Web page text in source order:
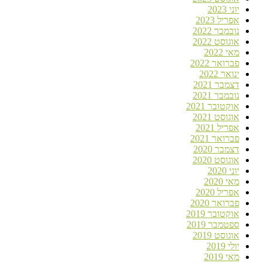
יוני 2023
אפריל 2023
נובמבר 2022
אוגוסט 2022
מאי 2022
פברואר 2022
ינואר 2022
דצמבר 2021
נובמבר 2021
אוקטובר 2021
אוגוסט 2021
אפריל 2021
פברואר 2021
דצמבר 2020
אוגוסט 2020
יוני 2020
מאי 2020
אפריל 2020
פברואר 2020
אוקטובר 2019
ספטמבר 2019
אוגוסט 2019
יולי 2019
מאי 2019